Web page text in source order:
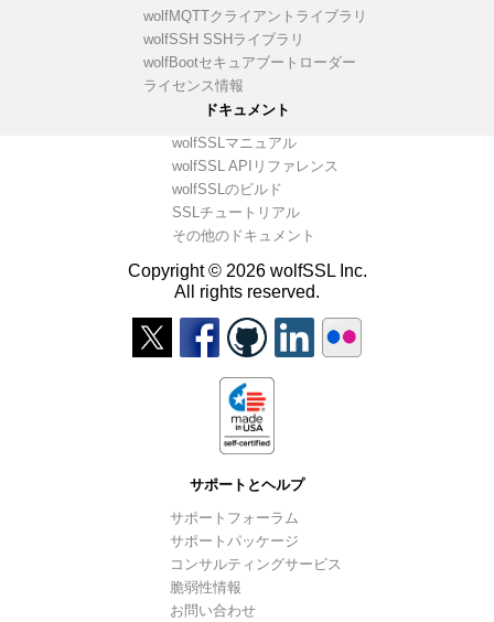
wolfMQTTクライアントライブラリ
wolfSSH SSHライブラリ
wolfBootセキュアブートローダー
ライセンス情報
ドキュメント
wolfSSLマニュアル
wolfSSL APIリファレンス
wolfSSLのビルド
SSLチュートリアル
その他のドキュメント
Copyright © 2026 wolfSSL Inc.
All rights reserved.
サポートとヘルプ
サポートフォーラム
サポートパッケージ
コンサルティングサービス
脆弱性情報
お問い合わせ